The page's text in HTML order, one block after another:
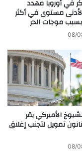
في أوروبا مهدد
مستوى في أكثر
موجات الحر
08/
الأميركي يقر
تمويل لتجنب إغلاق
08/